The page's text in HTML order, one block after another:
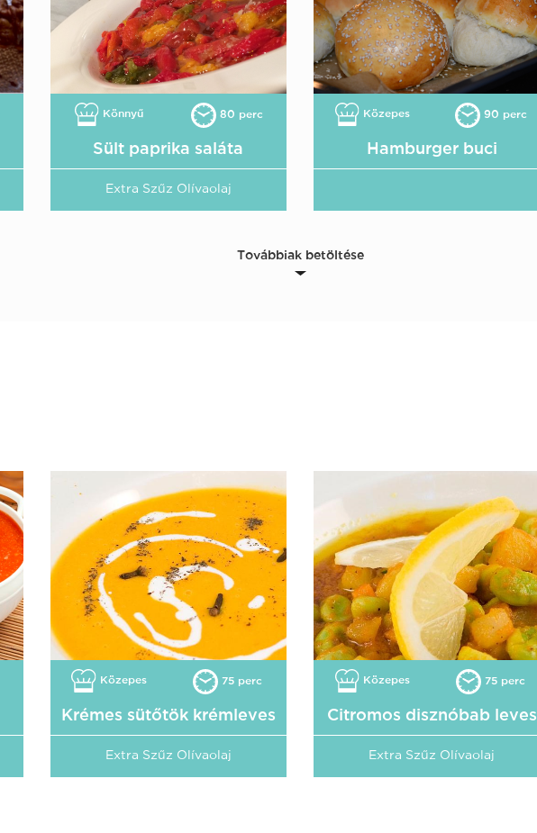
Könnyű 80 perc
Sült paprika saláta
Extra Szűz Olívaolaj
Közepes 90 perc
Hamburger buci
Továbbiak betöltése
Közepes 75 perc
Krémes sütőtök krémleves
Extra Szűz Olívaolaj
Közepes 75 perc
Citromos disznóbab leves
Extra Szűz Olívaolaj